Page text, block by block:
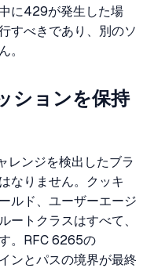
に429が発生した場
すべきであり、別のソ
。
ションを保持
レンジを検出したブラ
なりません。クッキ
ルド、ユーザーエージ
ートクラスはすべて、
。RFC 6265の
ンとパスの境界が最終